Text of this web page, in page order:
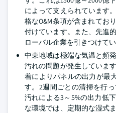
によって支えられています
格なO&M条項が含まれてお
付けています。また、先進
ローバル企業を引きつけてい
中東地域は極端な気温と頻
汚れの問題が発生していま
着によりパネルの出力が最
す。2週間ごとの清掃を行
汚れによる3～5%の出力低
な環境では、定期的な湿式